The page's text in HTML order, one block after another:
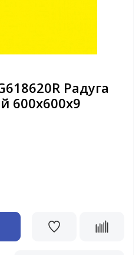
Радуга
600х600х9